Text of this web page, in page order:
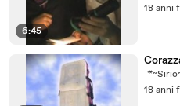
6:45
18 anni
18 anni